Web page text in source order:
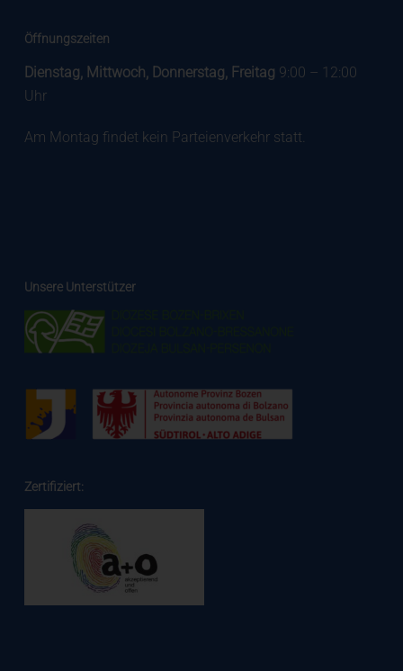
Öffnungszeiten
Dienstag, Mittwoch, Donnerstag, Freitag 9:00 – 12:00
Uhr
Am Montag findet kein Parteienverkehr statt.
Unsere Unterstützer
Zertifiziert: